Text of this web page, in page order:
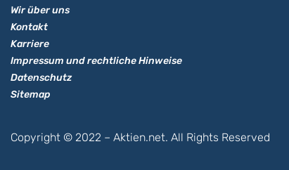
Wir über uns
Kontakt
Karriere
Impressum und rechtliche Hinweise
Datenschutz
Sitemap
Copyright © 2022 – Aktien.net. All Rights Reserved